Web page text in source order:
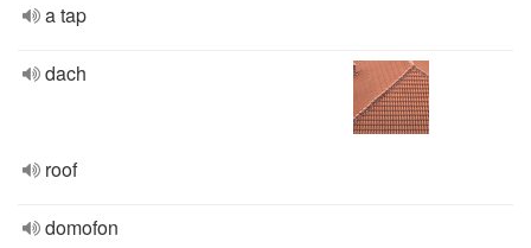
a tap
dach
roof
domofon